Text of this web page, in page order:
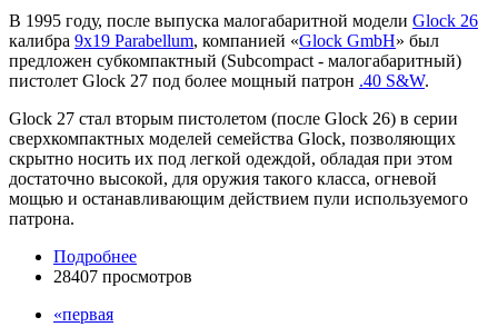
В 1995 году, после выпуска малогабаритной модели Glock 26
калибра 9x19 Parabellum, компанией «Glock GmbH» был
предложен субкомпактный (Subcompact - малогабаритный)
пистолет Glock 27 под более мощный патрон .40 S&W.
Glock 27 стал вторым пистолетом (после Glock 26) в серии
сверхкомпактных моделей семейства Glock, позволяющих
скрытно носить их под легкой одеждой, обладая при этом
достаточно высокой, для оружия такого класса, огневой
мощью и останавливающим действием пули используемого
патрона.
Подробнее
28407 просмотров
«первая